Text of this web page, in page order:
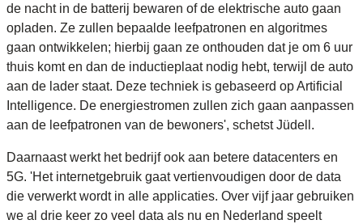
de nacht in de batterij bewaren of de elektrische auto gaan
opladen. Ze zullen bepaalde leefpatronen en algoritmes
gaan ontwikkelen; hierbij gaan ze onthouden dat je om 6 uur
thuis komt en dan de inductieplaat nodig hebt, terwijl de auto
aan de lader staat. Deze techniek is gebaseerd op Artificial
Intelligence. De energiestromen zullen zich gaan aanpassen
aan de leefpatronen van de bewoners', schetst Jüdell.
Daarnaast werkt het bedrijf ook aan betere datacenters en
5G. 'Het internetgebruik gaat vertienvoudigen door de data
die verwerkt wordt in alle applicaties. Over vijf jaar gebruiken
we al drie keer zo veel data als nu en Nederland speelt